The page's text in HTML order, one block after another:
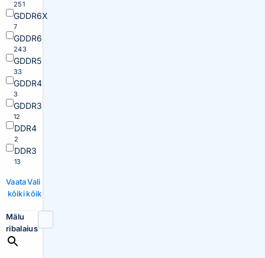
251
GDDR6X
7
GDDR6
243
GDDR5
33
GDDR4
3
GDDR3
12
DDR4
2
DDR3
13
Vaata
kõiki
Vali
kõik
Mälu
ribalaius